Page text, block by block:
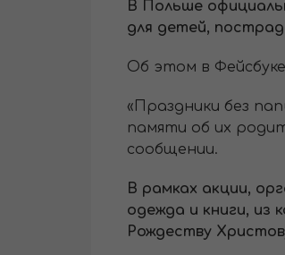
В Польше
для детей,
Об этом в
«Праздники без
памяти об их
сообщении.
В рамках акции,
одежда и книги,
Рождеству